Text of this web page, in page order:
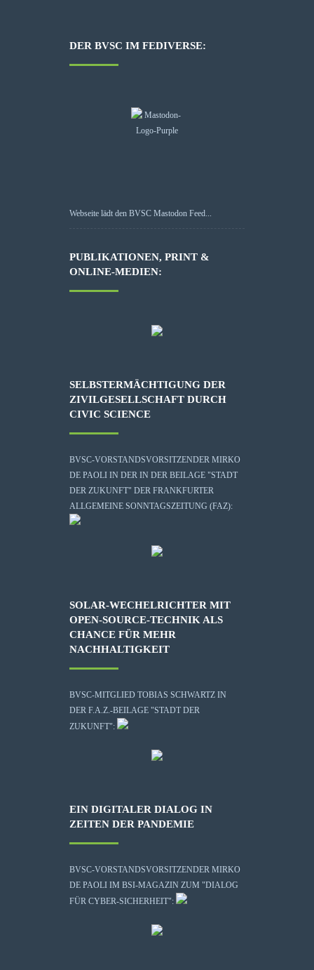
DER BVSC IM FEDIVERSE:
Webseite lädt den BVSC Mastodon Feed...
PUBLIKATIONEN, PRINT &
ONLINE-MEDIEN:
SELBSTERMÄCHTIGUNG DER
ZIVILGESELLSCHAFT DURCH
CIVIC SCIENCE
BVSC-VORSTANDSVORSITZENDER MIRKO
DE PAOLI IN DER IN DER BEILAGE "STADT
DER ZUKUNFT" DER FRANKFURTER
ALLGEMEINE SONNTAGSZEITUNG (FAZ):
SOLAR-WECHELRICHTER MIT
OPEN-SOURCE-TECHNIK ALS
CHANCE FÜR MEHR
NACHHALTIGKEIT
BVSC-MITGLIED TOBIAS SCHWARTZ IN
DER F.A.Z.-BEILAGE "STADT DER
ZUKUNFT":
EIN DIGITALER DIALOG IN
ZEITEN DER PANDEMIE
BVSC-VORSTANDSVORSITZENDER MIRKO
DE PAOLI IM BSI-MAGAZIN ZUM "DIALOG
FÜR CYBER-SICHERHEIT":